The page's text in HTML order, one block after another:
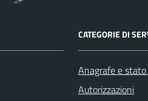
CATEGORIE DI
Anagrafe e
Autorizzazioni